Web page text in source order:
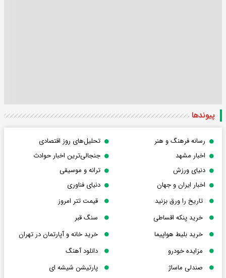
پیوندها
رسانه فرهنگ و هنر
تحلیل‌های روز اقتصادی
اخبار مشهد
جنجالی‌ترین اخبار حوادث
دنیای ورزش
ترانه و موسیقی
اخبار ایران و جهان
دنیای فناوری
تاریخ را ورق بزنید
قیمت تتر امروز
خرید پنکه اقساطی
سنگ قبر
خرید بلیط هواپیما
خرید خانه و آپارتمان در تهران
مزایده خودرو
دانلود آهنگ
صندلی ماساژ
پارتیشن شیشه ای